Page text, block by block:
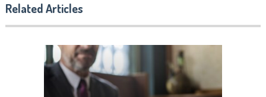
Related Articles